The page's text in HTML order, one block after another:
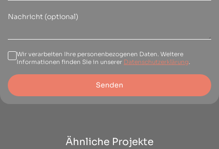
Wir verarbeiten Ihre personenbezogenen Daten. Weitere
Informationen finden Sie in unserer Datenschutzerklärung.
Senden
Ähnliche Projekte